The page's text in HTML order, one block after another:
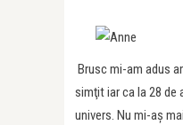
Brusc mi-am adus
simţit iar ca la 28 de
univers. Nu mi-aş